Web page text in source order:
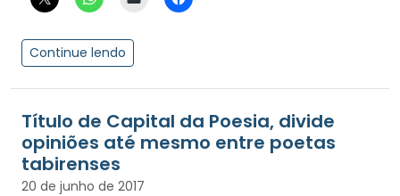
Continue lendo
Título de Capital da Poesia, divide
opiniões até mesmo entre poetas
tabirenses
20 de junho de 2017